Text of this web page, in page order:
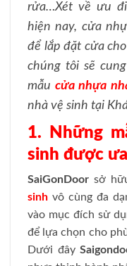
rửa…Xét về ưu
hiện nay, cửa
để lắp đặt cửa
chúng tôi sẽ
mẫu cửa nhựa
nhà vệ sinh tại
1. Những
sinh được
SaiGonDoor sở
sinh vô cùng đa
vào mục đích sử
để lựa chọn cho
Dưới đây